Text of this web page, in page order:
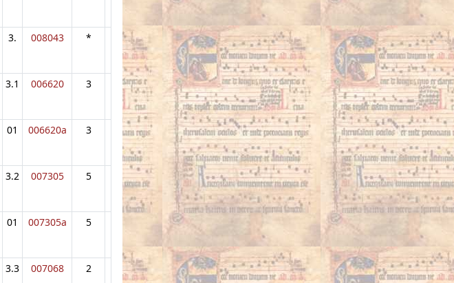
3. 008043 *
3.1 006620 3
01 006620a 3
3.2 007305 5
01 007305a 5
3.3 007068 2